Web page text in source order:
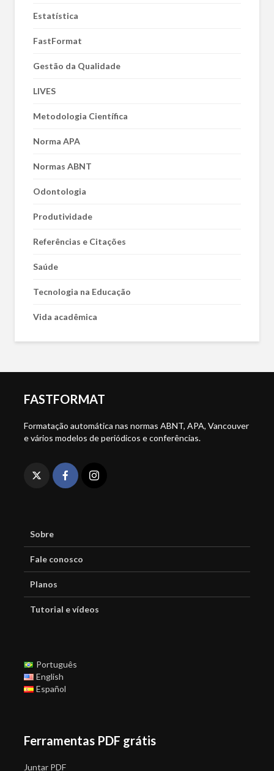
Estatística
FastFormat
Gestão da Qualidade
LIVES
Metodologia Científica
Norma APA
Normas ABNT
Odontologia
Produtividade
Referências e Citações
Saúde
Tecnologia na Educação
Vida acadêmica
FASTFORMAT
Formatação automática nas normas ABNT, APA, Vancouver
e vários modelos de periódicos e conferências.
Sobre
Fale conosco
Planos
Tutorial e vídeos
Português
English
Español
Ferramentas PDF grátis
Juntar PDF